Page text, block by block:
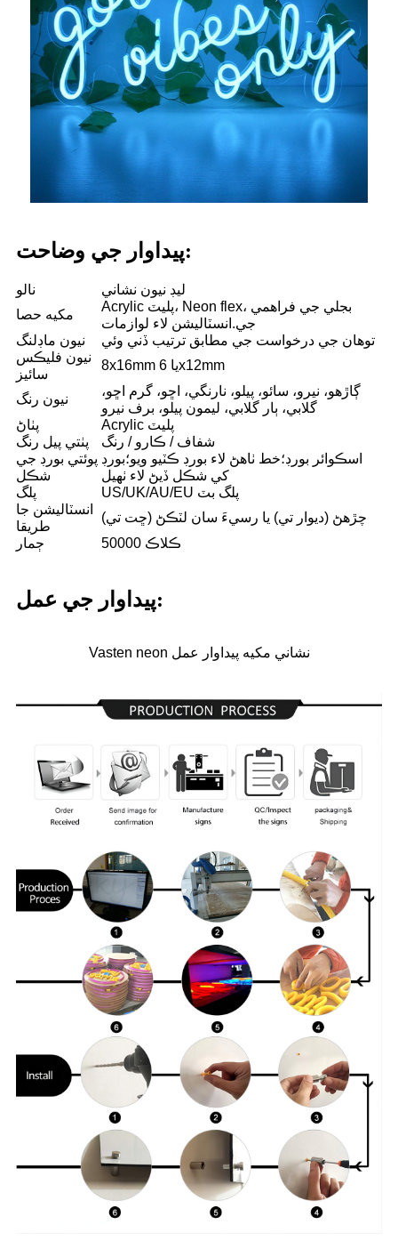
پيداوار جي وضاحت:
نالو
ليڊ نيون نشاني
مکيه حصا
Acrylic پليٽ، Neon flex، بجلي جي فراهمي
جي.انسٽاليشن لاء لوازمات
نيون ماڊلنگ
توهان جي درخواست جي مطابق ترتيب ڏني وئي
نيون فليڪس
سائيز
8x16mm يا 6x12mm
نيون رنگ
ڳاڙهو، نيرو، سائو، پيلو، نارنگي، اڇو، گرم اڇو،
گلابي، ٻار گلابي، ليمون پيلو، برف نيرو
پٺاڻ
Acrylic پليٽ
پٺتي پيل رنگ
شفاف / ڪارو / رنگ
پوئتي بورڊ جي
شڪل
اسڪوائر بورڊ؛خط ٺاهڻ لاء بورڊ ڪٽيو ويو؛بورڊ
کي شڪل ڏيڻ لاء ٺهيل
پلگ
US/UK/AU/EU پلگ بٽ
انسٽاليشن جا
طريقا
چڙهڻ (ديوار تي) يا رسيءَ سان لٽڪڻ (ڇت تي)
ڄمار
50000 ڪلاڪ
پيداوار جي عمل:
Vasten neon نشاني مکيه پيداوار عمل